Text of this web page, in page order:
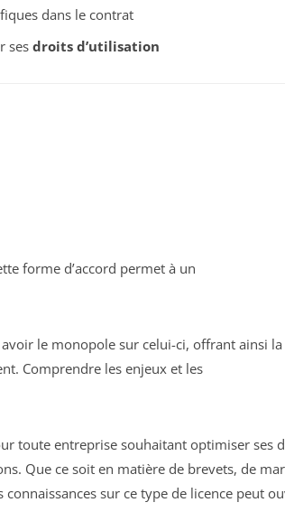
dans le contrat
ses droits d’utilisation
forme d’accord permet à un
le monopole sur celui-ci, offrant ainsi
Comprendre les enjeux et les
toute entreprise souhaitant optimiser ses
Que ce soit en matière de brevets, de
connaissances sur ce type de licence peut